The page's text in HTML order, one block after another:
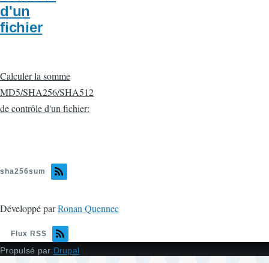
d'un
fichier
Calculer la somme
MD5/SHA256/SHA512
de contrôle d'un fichier:
sha256sum
Développé parRonan Quennec
Flux RSS
Propulsé par Drupal